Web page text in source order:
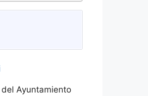
Ayuntamiento